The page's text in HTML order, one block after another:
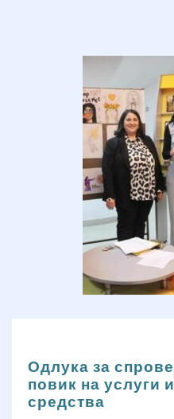
Одлука за
повик на услуги
средства